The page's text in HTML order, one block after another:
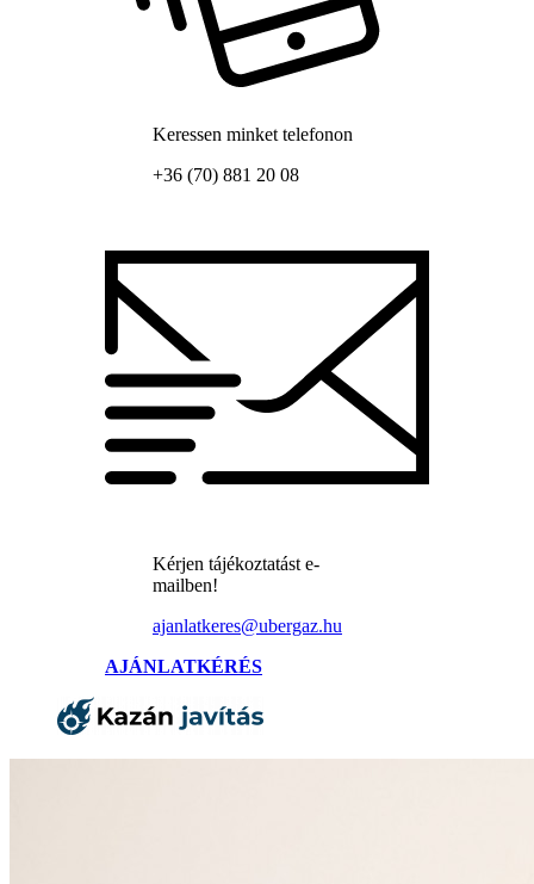
Keressen minket telefonon
+36 (70) 881 20 08
Kérjen tájékoztatást e-
mailben!
ajanlatkeres@ubergaz.hu
AJÁNLATKÉRÉS